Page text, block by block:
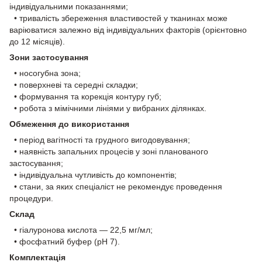
індивідуальними показаннями;
• тривалість збереження властивостей у тканинах може
варіюватися залежно від індивідуальних факторів (орієнтовно
до 12 місяців).
Зони застосування
• носогубна зона;
• поверхневі та середні складки;
• формування та корекція контуру губ;
• робота з мімічними лініями у вибраних ділянках.
Обмеження до використання
• період вагітності та грудного вигодовування;
• наявність запальних процесів у зоні планованого
застосування;
• індивідуальна чутливість до компонентів;
• стани, за яких спеціаліст не рекомендує проведення
процедури.
Склад
• гіалуронова кислота — 22,5 мг/мл;
• фосфатний буфер (pH 7).
Комплектація